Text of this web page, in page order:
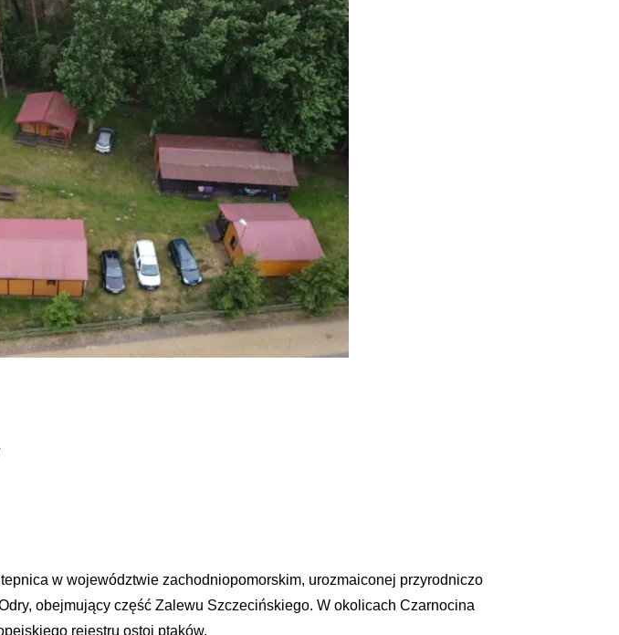
w województwie zachodniopomorskim, urozmaiconej przyrodniczo
obejmujący część Zalewu Szczecińskiego. W okolicach Czarnocina
rejestru ostoi ptaków.